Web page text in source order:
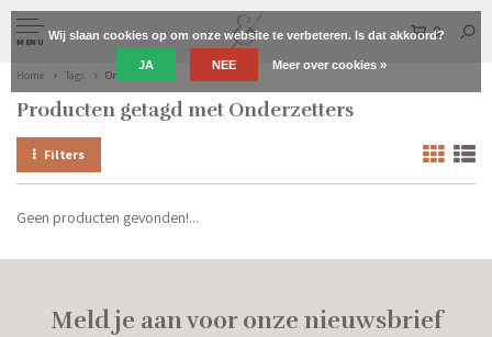
MENU
0
Home Tags Onderzetters
Producten getagd met Onderzetters
Filters
Geen producten gevonden!...
Meld je aan voor onze nieuwsbrief
Wij slaan cookies op om onze website te verbeteren. Is dat akkoord?
JA NEE Meer over cookies »